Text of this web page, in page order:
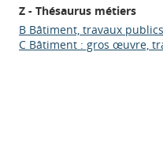
Z - Thésaurus métiers
B Bâtiment, travaux publics
C Bâtiment : gros œuvre,
Appels à